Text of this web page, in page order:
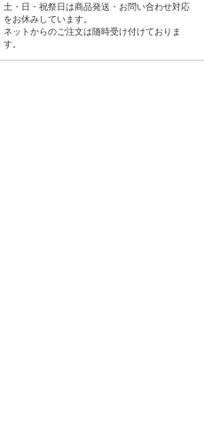
土・日・祝祭日は商品発送・お問い合わせ対応
をお休みしています。
ネットからのご注文は随時受け付けておりま
す。